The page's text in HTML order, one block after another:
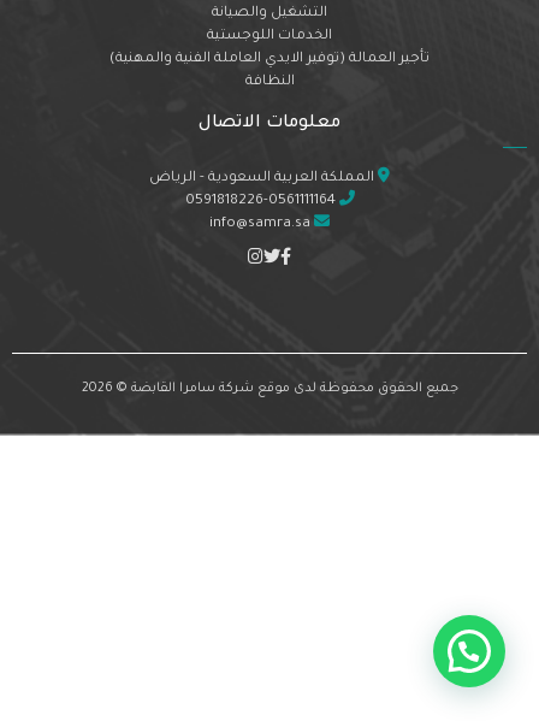
التشغيل والصيانة
الخدمات اللوجستية
تأجير العمالة (توفير الايدي العاملة الفنية والمهنية)
النظافة
معلومات الاتصال
المملكة العربية السعودية - الرياض
0591818226-0561111164
info@samra.sa
جميع الحقوق محفوظة لدى موقع شركة سامرا القابضة © 2026